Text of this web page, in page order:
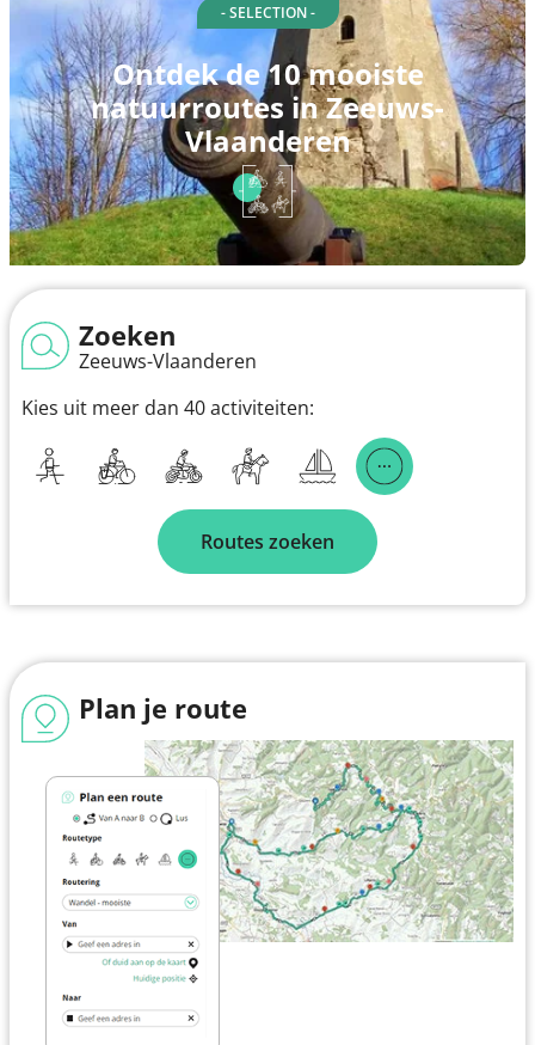
- SELECTION -
Ontdek de 10 mooiste
natuurroutes in Zeeuws-
Vlaanderen
Zoeken
Zeeuws-Vlaanderen
Kies uit meer dan 40 activiteiten:
Routes zoeken
Plan je route